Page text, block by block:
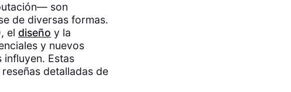
son
de diversas formas.
el diseño y la
y nuevos
influyen. Estas
detalladas de